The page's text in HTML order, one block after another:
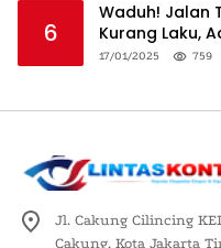
6
Waduh! Jalan
Kurang Laku,
17/01/2025 759
Jl. Cakung Cilincing
Cakung, Kota Jakarta